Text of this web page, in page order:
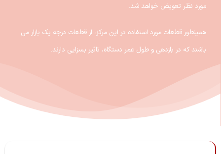
مورد نظر تعویض خواهد شد.
همینطور قطعات مورد استفاده در این مرکز، از قطعات درجه یک بازار می
باشند که در بازدهی و طول عمر دستگاه، تاثیر بسزایی دارند.